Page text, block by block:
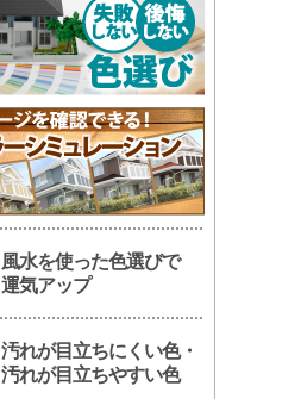
風水を使った色選びで
運気アップ
汚れが目立ちにくい色・
汚れが目立ちやすい色